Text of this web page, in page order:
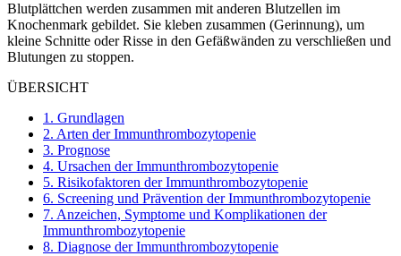
Blutplättchen werden zusammen mit anderen Blutzellen im
Knochenmark gebildet. Sie kleben zusammen (Gerinnung), um
kleine Schnitte oder Risse in den Gefäßwänden zu verschließen und
Blutungen zu stoppen.
ÜBERSICHT
1. Grundlagen
2. Arten der Immunthrombozytopenie
3. Prognose
4. Ursachen der Immunthrombozytopenie
5. Risikofaktoren der Immunthrombozytopenie
6. Screening und Prävention der Immunthrombozytopenie
7. Anzeichen, Symptome und Komplikationen der
Immunthrombozytopenie
8. Diagnose der Immunthrombozytopenie